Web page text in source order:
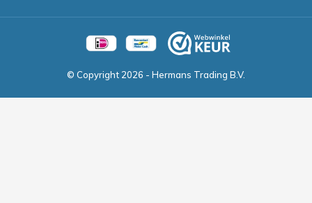
© Copyright 2026 - Hermans Trading B.V.